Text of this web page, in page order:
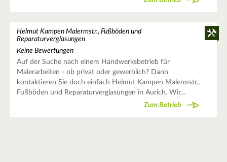
Helmut Kampen Malermstr., Fußböden und
Reparaturverglasungen
Keine Bewertungen
Auf der Suche nach einem Handwerksbetrieb für
Malerarbeiten - ob privat oder gewerblich? Dann
kontaktieren Sie doch einfach Helmut Kampen Malermstr.,
Fußböden und Reparaturverglasungen in Aurich. Wir…
Zum Betrieb